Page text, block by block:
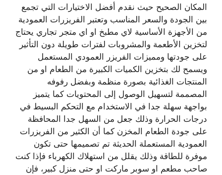
المكان الصحيح حيث نقدم أفضل الاختيارات التي تجمع
بين الجودة والسعر المناسب وتعتبر الفريزرات العمودية
من الأجهزة الأساسية لاي مطبخ او اي متجر تجاري يحتاج
لتخزين الأطعمة والمشروبات لفترات طويلة دون التأثير
على جودتها ومميزات الفريزر العمودي المستعمل
ويسمح لك بتخزين الكميات الكبيرة من الطعام او من
المنتجات الغذائية بصورة منظمة وبفضل رفوفه
المصممة لتسهيل الوصول إلى المحتويات كما يتميز
بواجهة سهلة جدا في الاستخدام مع التحكم البسيط في
درجات الحرارة وذلك جعل من السهل جدا المحافظة
على جودة الطعام المخزن كما أن الكثير من الفريزرات
العمودية المستعملة الحديثة تم تصميمها حتى تكون
موفرة للطاقة وذلك يقلل من استهلاك الكهرباء فإذا كنت
صاحب مطعم او سوبر ماركت او حتى منزل كبير، فإن